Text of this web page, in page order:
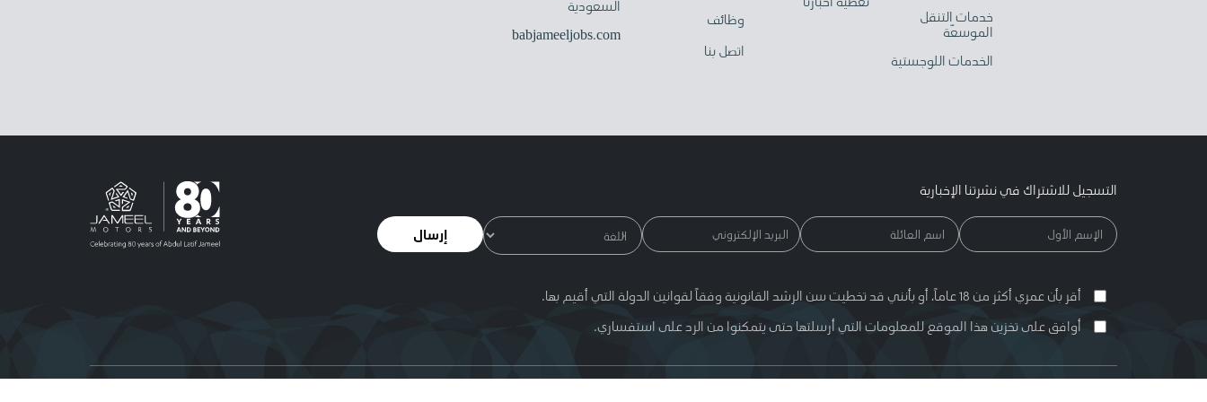
خدمات التنقل
الموسعّة
الخدمات اللوجستية
وظائف
اتصل بنا
السعودية
babjameeljobs.com
التسجيل للاشتراك في نشرتنا الإخبارية
أقر بأن عمري أكثر من 18 عاماً، أو بأنني قد تخطيت سن الرشد القانونية وفقاً لقوانين الدولة التي أقيم بها.
أوافق على تخزين هذا الموقع للمعلومات التي أرسلتها حتى يتمكنوا من الرد على استفساري.
إرسال